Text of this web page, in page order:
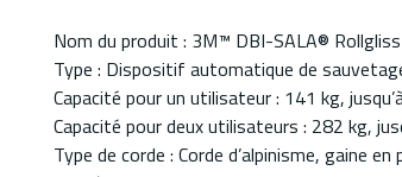
Nom du produit : 3M™ DBI-SALA®
Type : Dispositif automatique de
Capacité pour un utilisateur : 141 kg,
Capacité pour deux utilisateurs : 282 kg,
Type de corde : Corde d’alpinisme, gaine